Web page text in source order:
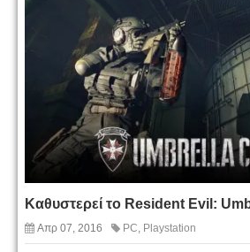
Καθυστερεί το Resident Evil:
Απρ 07, 2016 PC, Playstation